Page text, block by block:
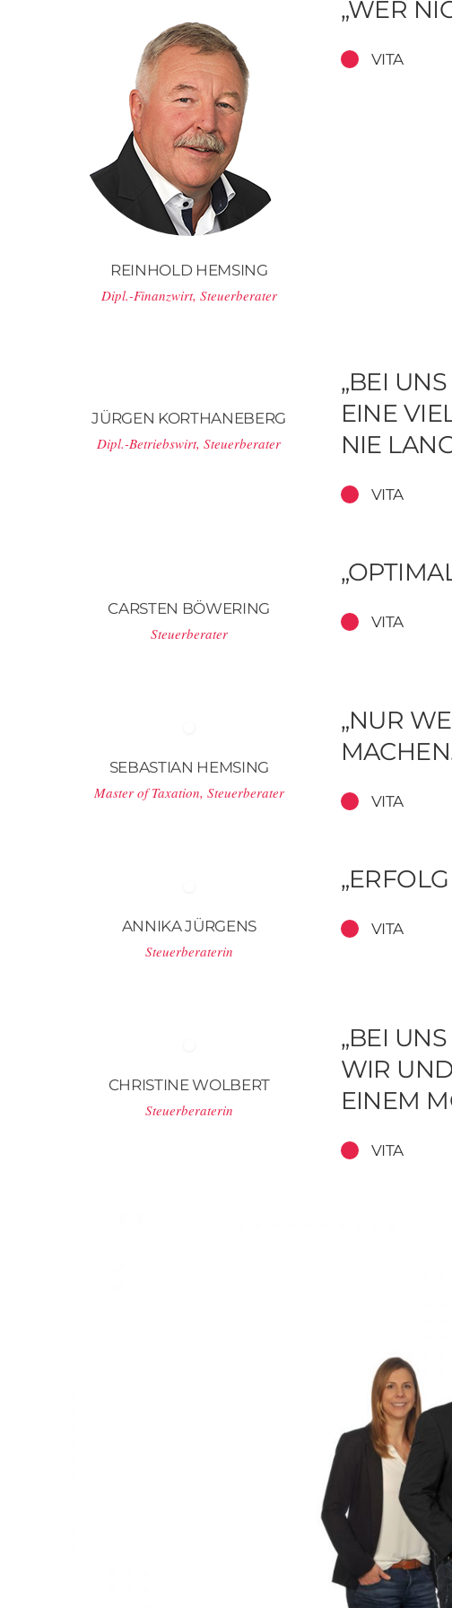
REINHOLD HEMSING
Dipl.-Finanzwirt, Steuerberater
„WER
VITA
JÜRGEN KORTHANEBERG
Dipl.-Betriebswirt, Steuerberater
„BEI
EINE
NIE
VITA
CARSTEN BÖWERING
Steuerberater
VITA
SEBASTIAN HEMSING
Master of Taxation, Steuerberater
„NUR
VITA
ANNIKA JÜRGENS
Steuerberaterin
VITA
CHRISTINE WOLBERT
Steuerberaterin
„BEI
WIR
INEM
VITA